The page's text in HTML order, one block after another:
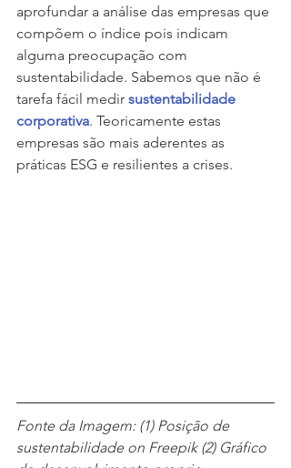
aprofundar a análise das empresas que
compõem o índice pois indicam
alguma preocupação com
sustentabilidade. Sabemos que não é
tarefa fácil medir sustentabilidade
corporativa. Teoricamente estas
empresas são mais aderentes as
práticas ESG e resilientes a crises.
Fonte da Imagem: (1) Posição de
sustentabilidade on Freepik (2) Gráfico